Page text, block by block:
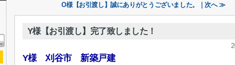
O様【お引渡し】誠にありがとうございました。｜次へ ≫
Y様【お引渡し】完了致しました！
Y様 刈谷市 新築戸建